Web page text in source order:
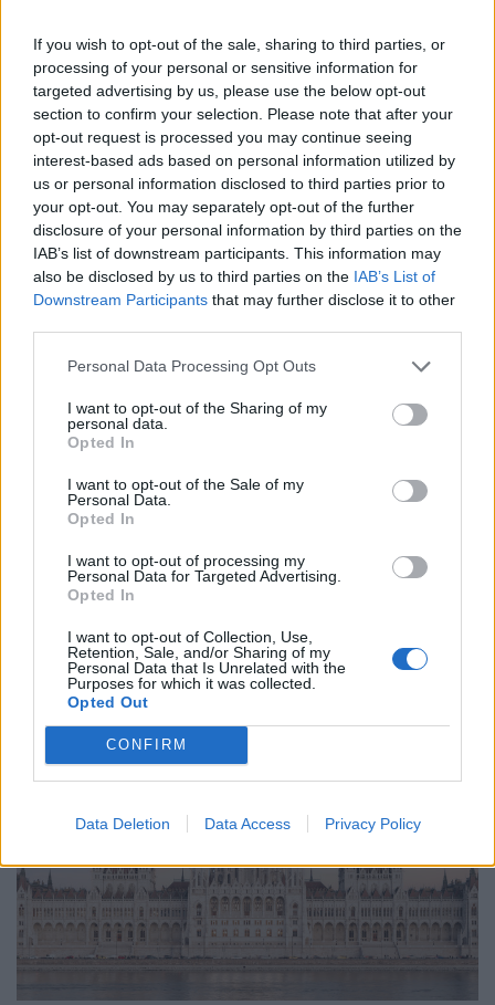
If you wish to opt-out of the sale, sharing to third parties, or
processing of your personal or sensitive information for
targeted advertising by us, please use the below opt-out
section to confirm your selection. Please note that after your
opt-out request is processed you may continue seeing
interest-based ads based on personal information utilized by
us or personal information disclosed to third parties prior to
your opt-out. You may separately opt-out of the further
disclosure of your personal information by third parties on the
IAB’s list of downstream participants. This information may
also be disclosed by us to third parties on the IAB’s List of
Downstream Participants that may further disclose it to other
Personal Data Processing Opt Outs
I want to opt-out of the Sharing of my
personal data.
Opted In
I want to opt-out of the Sale of my
Personal Data.
Opted In
I want to opt-out of processing my
Personal Data for Targeted Advertising.
Opted In
I want to opt-out of Collection, Use,
Retention, Sale, and/or Sharing of my
Personal Data that Is Unrelated with the
Purposes for which it was collected.
Opted Out
CONFIRM
Data Deletion Data Access Privacy Policy
2026. július 22. 18:08 | Portfolio
Lemondott a hegyvidéki alpolgármester,
miután végleg megromlott a
munkakapcsolatuk Kovács Gergellyel
Azonnali hatállyallemondottalpolgármesteri tisztségéről
Vadász Gábor, a XII. kerület momentumos önkormányzati
képviselője. A politikus a döntését a Kovács Gergely
kutyapártos polgármesterrel régóta fennálló, feloldhatatlan
konfliktusával indokolta, amely szerinte zsarolásig, trágár
2026. július 22. 17:16 | Portfolio
Őrizetbe vették a Fidesz-frakció egy
Újabb gyanúsítottat, a Fidesz-frakció egyik munkatársát
vette őrizetbe az ügyészség a 17 milliárd forintos hűtlen
kezeléssel összefüggő NKA-botrány ügyében - jelentette a
Telex. A nyomozás részeként a hatóságok korábban
lefoglalták a Fidesz szervereit is, amelyet Orbán Viktor volt
tájékoztatást várja.